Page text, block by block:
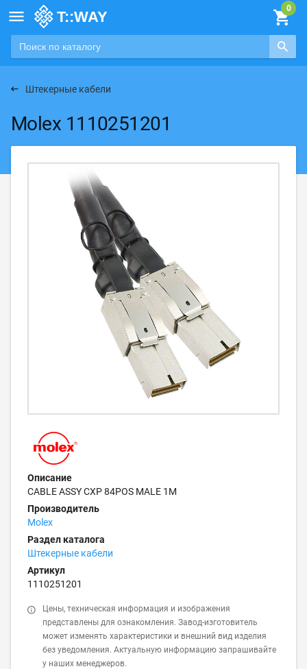

Штекерные кабели
Molex 1110251201
Описание
CABLE ASSY CXP 84POS MALE 1M
Производитель
Molex
Раздел каталога
Штекерные кабели
Артикул
1110251201
Цены, техническая информация и изображения
представлены для ознакомления. Завод-изготовитель
может изменять характеристики и внешний вид изделия
без уведомления. Актуальную информацию запрашивайте
у наших менеджеров.